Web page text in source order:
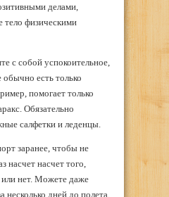
делами,
тело физическими
с собой успокоительное,
обычно есть только
помогает только
Обязательно
салфетки и леденцы.
заранее, чтобы не
насчет насчет того,
или нет. Можете даже
несколько дней до полета,